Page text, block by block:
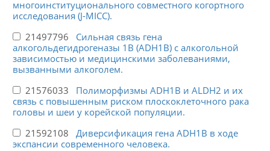
многоинституционального совместного когортного
исследования (J-MICC).
21497796 Сильная связь гена
алкогольдегидрогеназы 1B (ADH1B) с алкогольной
зависимостью и медицинскими заболеваниями,
вызванными алкоголем.
21576033 Полиморфизмы ADH1B и ALDH2 и их
связь с повышенным риском плоскоклеточного рака
головы и шеи у корейской популяции.
21592108 Диверсификация гена ADH1B в ходе
экспансии современного человека.